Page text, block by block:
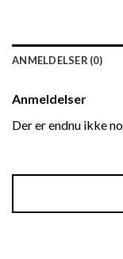
ANMELDELSER (0)
Anmeldelser
Der er endnu ikke